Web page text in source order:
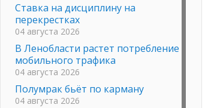
Ставка на дисциплину на
перекрестках
04 августа 2026
В Ленобласти растет потребление
мобильного трафика
04 августа 2026
Полумрак бьёт по карману
04 августа 2026